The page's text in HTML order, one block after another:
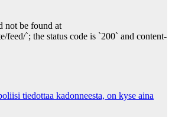
not be found at
feed/`; the status code is `200` and content-
tiedottaa kadonneesta, on kyse aina